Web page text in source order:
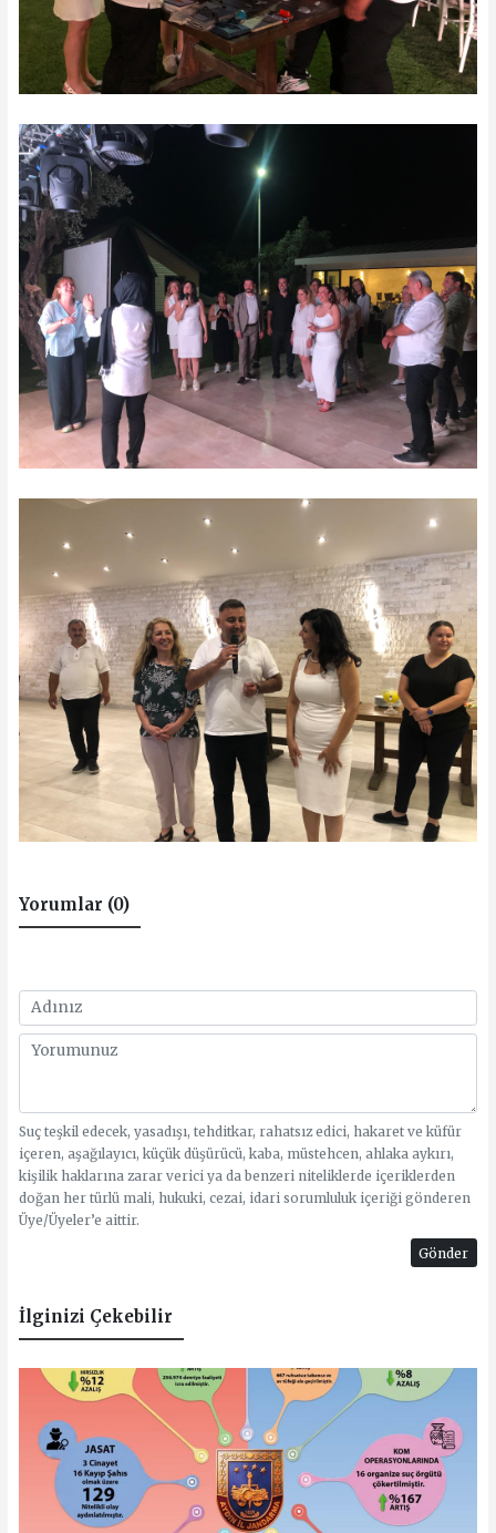
Yorumlar (0)
Suç teşkil edecek, yasadışı, tehditkar, rahatsız edici, hakaret ve küfür
içeren, aşağılayıcı, küçük düşürücü, kaba, müstehcen, ahlaka aykırı,
kişilik haklarına zarar verici ya da benzeri niteliklerde içeriklerden
doğan her türlü mali, hukuki, cezai, idari sorumluluk içeriği gönderen
Üye/Üyeler’e aittir.
Gönder
İlginizi Çekebilir